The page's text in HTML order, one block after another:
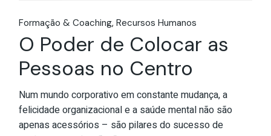
Formação & Coaching Recursos Humanos
O Poder de Colocar as
Pessoas no Centro
Num mundo corporativo em constante mudança, a
felicidade organizacional e a saúde mental não são
apenas acessórios – são pilares do sucesso de